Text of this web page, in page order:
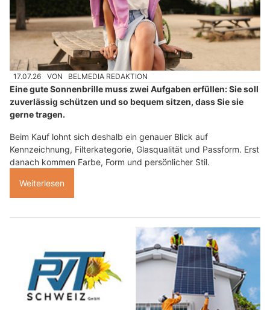
17.07.26 VON BELMEDIA REDAKTION
Eine gute Sonnenbrille muss zwei Aufgaben erfüllen: Sie soll
zuverlässig schützen und so bequem sitzen, dass Sie sie
gerne tragen.
Beim Kauf lohnt sich deshalb ein genauer Blick auf
Kennzeichnung, Filterkategorie, Glasqualität und Passform. Erst
danach kommen Farbe, Form und persönlicher Stil.
Weiterlesen